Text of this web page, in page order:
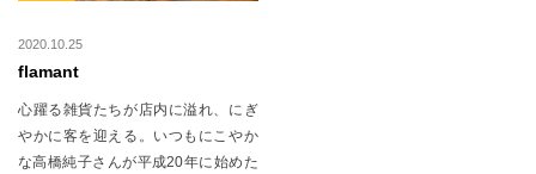
2020.10.25
flamant
心躍る雑貨たちが店内に溢れ、にぎ
やかに客を迎える。いつもにこやか
な高橋純子さんが平成20年に始めた